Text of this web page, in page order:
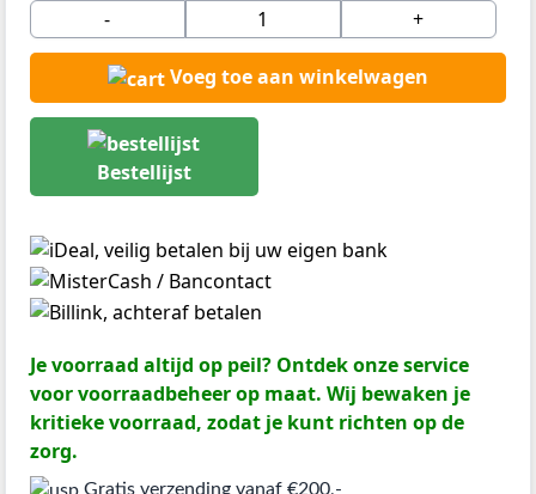
- +
Voeg toe aan winkelwagen
Bestellijst
Je voorraad altijd op peil? Ontdek onze service
voor voorraadbeheer op maat. Wij bewaken je
kritieke voorraad, zodat je kunt richten op de
zorg.
Gratis verzending vanaf €200,-